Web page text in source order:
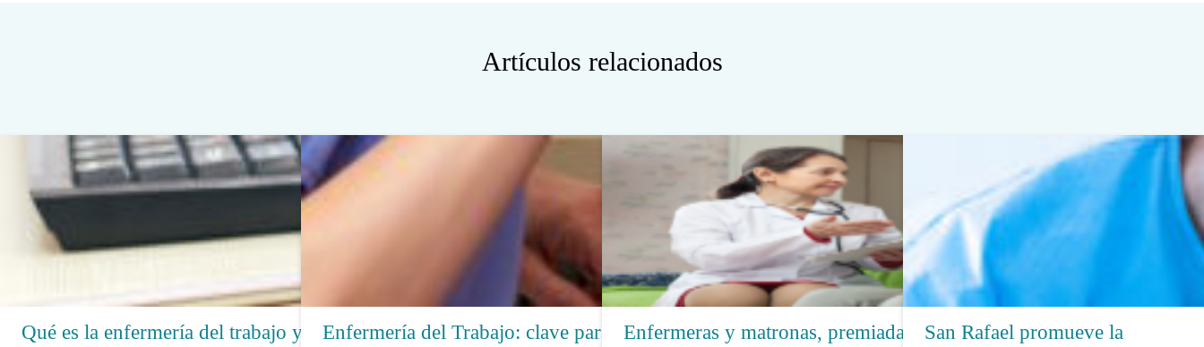
Artículos relacionados
Qué es la enfermería del trabajo y
Enfermería del Trabajo: clave para
Enfermeras y matronas, premiadas
San Rafael promueve la